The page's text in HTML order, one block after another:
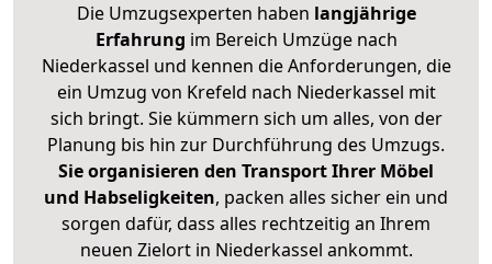
Die Umzugsexperten haben langjährige
Erfahrung im Bereich Umzüge nach
Niederkassel und kennen die Anforderungen, die
ein Umzug von Krefeld nach Niederkassel mit
sich bringt. Sie kümmern sich um alles, von der
Planung bis hin zur Durchführung des Umzugs.
Sie organisieren den Transport Ihrer Möbel
und Habseligkeiten, packen alles sicher ein und
sorgen dafür, dass alles rechtzeitig an Ihrem
neuen Zielort in Niederkassel ankommt.